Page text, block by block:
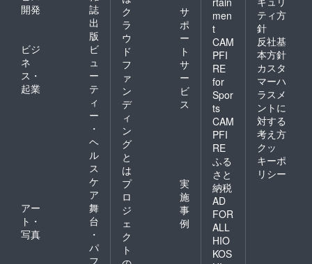
開発
誌
出
版
ビジ
ネ
ス・
起業
ビ
ュ
ー
テ
ィ
ー
・
ヘ
ル
ス
ケ
ア
アー
ト・
写真
舞
台
・
パ
フ
ク
ラ
ウ
ド
フ
ァ
ン
デ
ィ
ン
グ
と
は
サ
ポ
ー
ト
サ
ー
ビ
ス
プ
ロ
ジ
ェ
ク
ト
実
施
事
例
men
t
CAM
PFI
RE
for
Spor
ts
CAM
PFI
RE
ふる
さと
納税
AD
FOR
ALL
HIO
KOS
ティ方
針
反社基
本方針
カスタ
マーハ
ラスメ
ントに
対する
考え方
クッ
キーポ
リシー